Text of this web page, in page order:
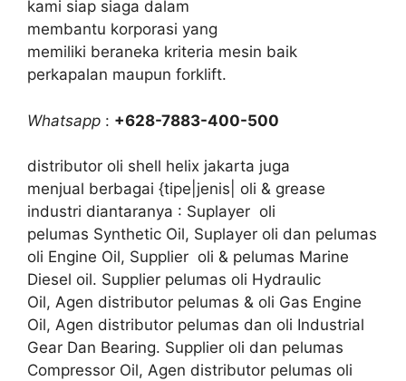
kami siap siaga dalam
membantu korporasi yang
memiliki beraneka kriteria mesin baik
perkapalan maupun forklift.
Whatsapp : +628-7883-400-500
distributor oli shell helix jakarta juga
menjual berbagai {tipe|jenis| oli & grease
industri diantaranya : Suplayer oli
pelumas Synthetic Oil, Suplayer oli dan pelumas
oli Engine Oil, Supplier oli & pelumas Marine
Diesel oil. Supplier pelumas oli Hydraulic
Oil, Agen distributor pelumas & oli Gas Engine
Oil, Agen distributor pelumas dan oli Industrial
Gear Dan Bearing. Supplier oli dan pelumas
Compressor Oil, Agen distributor pelumas oli